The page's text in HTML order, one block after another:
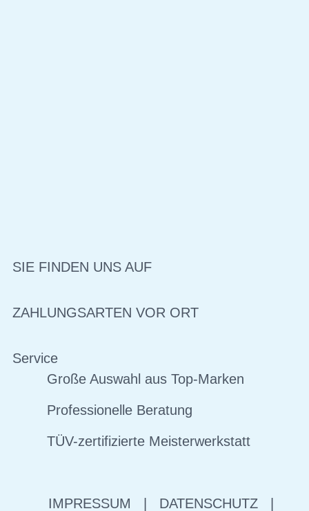
SIE FINDEN UNS AUF
ZAHLUNGSARTEN VOR ORT
Service
Große Auswahl aus Top-Marken
Professionelle Beratung
TÜV-zertifizierte Meisterwerkstatt
IMPRESSUM DATENSCHUTZ